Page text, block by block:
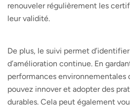
renouveler régulièrement les
leur validité.
De plus, le suivi permet
d’amélioration continue. En
performances environnementales
pouvez innover et adopter des
durables. Cela peut également